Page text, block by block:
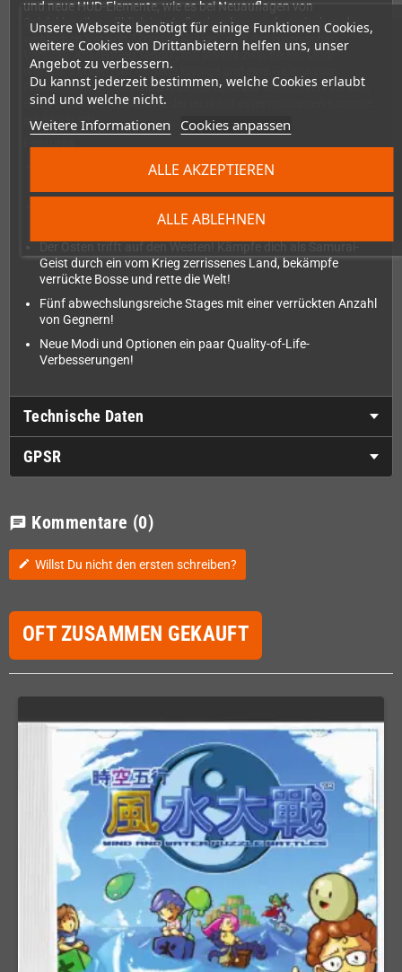
Unsere Webseite benötigt für einige Funktionen Cookies,
weitere Cookies von Drittanbietern helfen uns, unser
Angebot zu verbessern.
Du kannst jederzeit bestimmen, welche Cookies erlaubt
sind und welche nicht.
Weitere Informationen Cookies anpassen
ALLE ABLEHNEN
ALLE AKZEPTIEREN
und neue HUD-Elemente, wie es bei Neuauflagen von
Spieleklassikern üblich ist. Außerdem kannst du zwischen der
westlichen Version, "Zombie Nation", und der japanischen
Version, "Abarenbou Tengu", mit jeweils zwei neuen Modi
wählen. Zudem gibt es neue Erfolge und eine Galerie zum
Freischalten. All das macht dieses Spiel zur ultimativen Version
eines beliebten Klassikers, der jetzt auf einer modernen Konsole
erhältlich ist!
Das kultige SHMUP erscheint zum ersten Mal auf einer
Mal auch die japanische Originalversion!
Geist durch ein vom Krieg zerrissenes Land, bekämpfe
verrückte Bosse und rette die Welt!
Fünf abwechslungsreiche Stages mit einer verrückten Anzahl
von Gegnern!
Neue Modi und Optionen ein paar Quality-of-Life-
Verbesserungen!
Technische Daten
GPSR
chat Kommentare (0)
edit Willst Du nicht den ersten schreiben?
OFT ZUSAMMEN GEKAUFT